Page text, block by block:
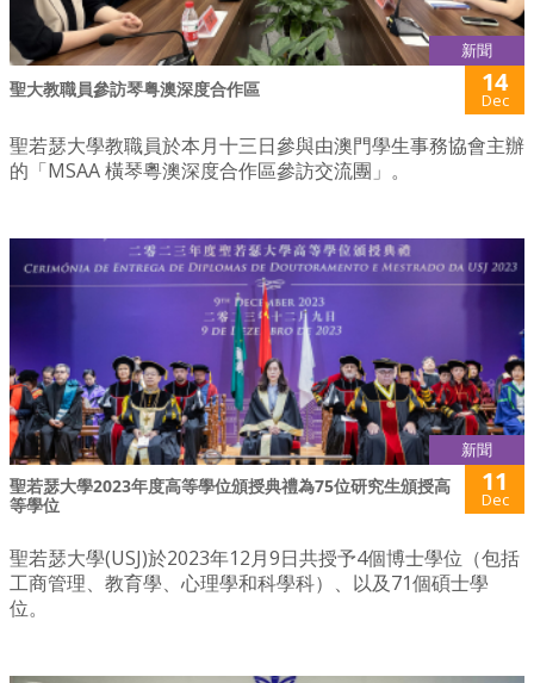
新聞
聖大教職員參訪琴粤澳深度合作區 14
Dec
聖若瑟大學教職員於本月十三日參與由澳門學生事務協會主辦
的「MSAA 橫琴粵澳深度合作區參訪交流團」。
新聞
聖若瑟大學2023年度高等學位頒授典禮為75位研究生頒授高
等學位
11
Dec
聖若瑟大學(USJ)於2023年12月9日共授予4個博士學位（包括
工商管理、教育學、心理學和科學科）、以及71個碩士學
位。